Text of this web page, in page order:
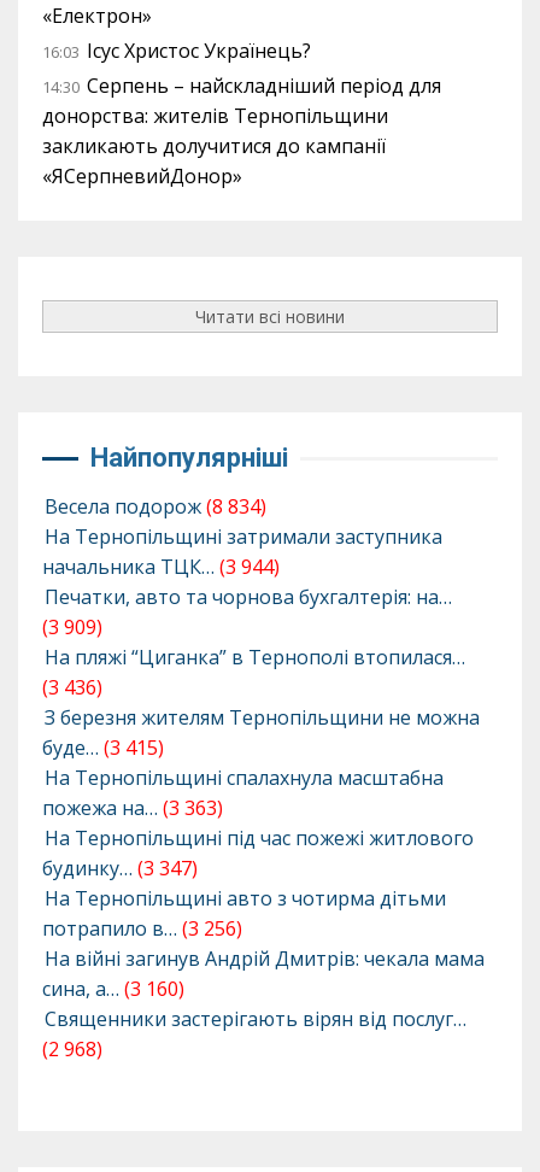
«Електрон»
16:03 Ісус Христос Українець?
14:30 Серпень – найскладніший період для
донорства: жителів Тернопільщини
закликають долучитися до кампанії
«ЯСерпневийДонор»
Читати всі новини
Найпопулярніші
Весела подорож(8 834)
На Тернопільщині затримали заступника
начальника ТЦК… (3 944)
Печатки, авто та чорнова бухгалтерія: на…
(3 909)
На пляжі “Циганка” в Тернополі втопилася…
(3 436)
З березня жителям Тернопільщини не можна
буде… (3 415)
На Тернопільщині спалахнула масштабна
пожежа на… (3 363)
На Тернопільщині під час пожежі житлового
будинку… (3 347)
На Тернопільщині авто з чотирма дітьми
потрапило в… (3 256)
На війні загинув Андрій Дмитрів: чекала мама
сина, а… (3 160)
Священники застерігають вірян від послуг…
(2 968)